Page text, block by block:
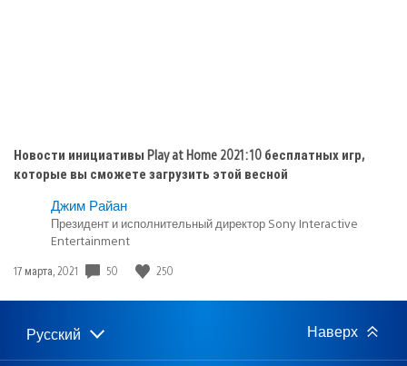
Новости инициативы Play at Home 2021: 10 бесплатных игр,
которые вы сможете загрузить этой весной
Джим Райан
Президент и исполнительный директор Sony Interactive
Entertainment
Дата
17 марта, 2021 50 250
Выбор
региона
Выбранный
регион:
Русский Наверх